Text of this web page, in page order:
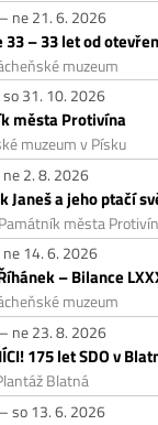
ne 21. 6. 2026
muzeum
so 31. 10. 2026
města Protivína
muzeum v Písku
ne 2. 8. 2026
Janeš a jeho ptačí
města
ne 14. 6. 2026
– Bilance
muzeum
ne 23. 8. 2026
175 let SDO v
Blatná
so 13. 6. 2026